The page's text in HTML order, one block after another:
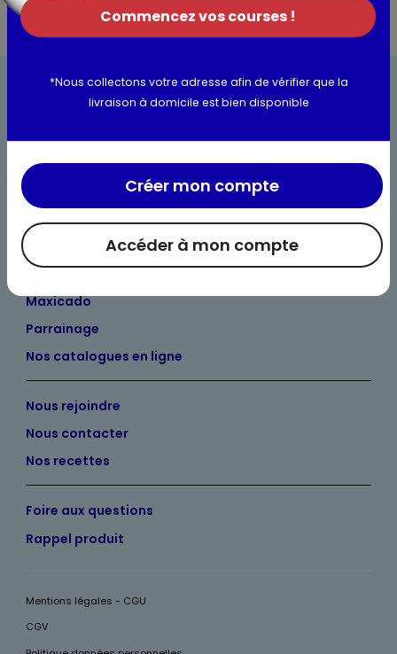
Bienvenue chez Maximo
Nos engagements
Maximo et vous
Maxicado
Parrainage
Nos catalogues en ligne
Nous rejoindre
Nous contacter
Nos recettes
Foire aux questions
Rappel produit
Mentions légales - CGU
CGV
Commencez vos courses !
*Nous collectons votre adresse afin de vérifier que la
livraison à domicile est bien disponible
Accéder à mon compte
Créer mon compte